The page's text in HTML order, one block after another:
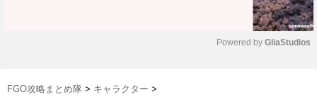
Powered by GliaStudios
FGO攻略まとめ隊 > キャラクター >